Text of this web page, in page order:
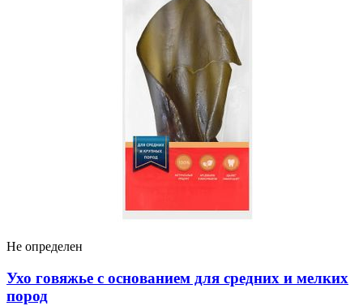
Не определен
Ухо говяжье с основанием для средних и мелких
пород